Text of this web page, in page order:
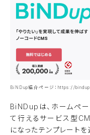
BiNDup紹介ページ： https://
BiNDupは、ホームペ
て行えるサービス型
になったテンプレート